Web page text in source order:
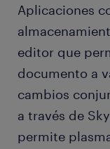
Aplicaciones
editor que
documento a
cambios
a través de
permite